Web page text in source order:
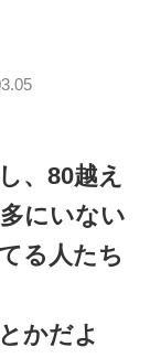
、80越え
にいない
る人たち
かだよ